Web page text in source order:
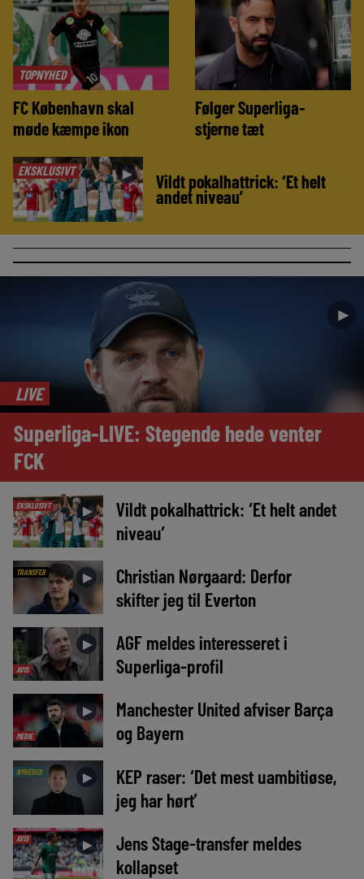
TOPNYHED
FC København skal
møde kæmpe ikon
Følger Superliga-
stjerne tæt
EKSKLUSIVT ► Vildt pokalhattrick: ‘Et helt
andet niveau’
►
LIVE
Superliga-LIVE: Stegende hede venter
FCK
EKSKLUSIVT ►
Vildt pokalhattrick: ‘Et helt andet
niveau’
TRANSFER ►
Christian Nørgaard: Derfor
skifter jeg til Everton
AVIS
►
AGF meldes interesseret i
Superliga-profil
MEDIE
►
Manchester United afviser Barça
og Bayern
NYHEDER ►
KEP raser: ‘Det mest uambitiøse,
jeg har hørt’
AVIS ►
Jens Stage-transfer meldes
kollapset